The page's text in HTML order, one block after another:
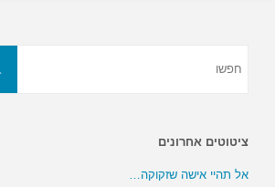
ציטוטים אחרונים
אל תהיי אישה שזקוקה…